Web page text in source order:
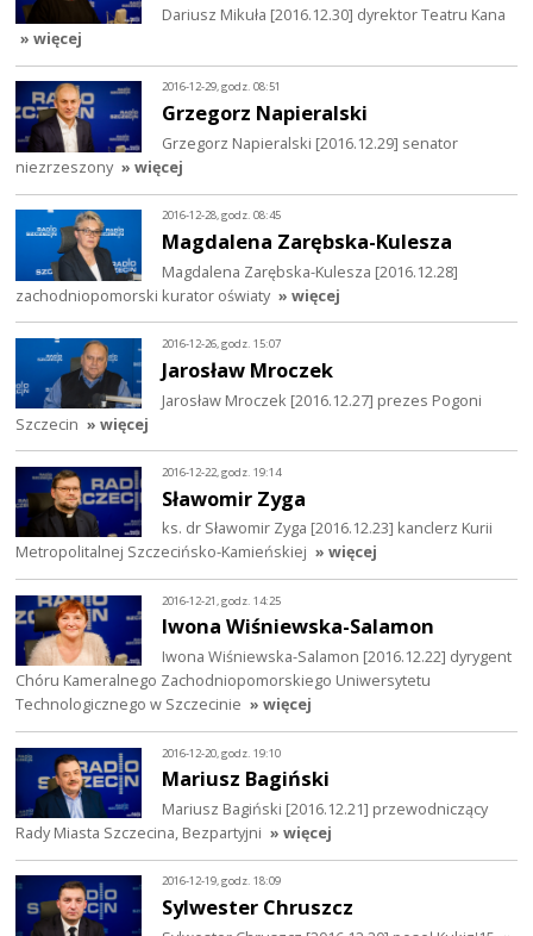
Dariusz Mikuła [2016.12.30] dyrektor Teatru Kana
» więcej
2016-12-29, godz. 08:51
Grzegorz Napieralski
Grzegorz Napieralski [2016.12.29] senator
niezrzeszony » więcej
2016-12-28, godz. 08:45
Magdalena Zarębska-Kulesza
Magdalena Zarębska-Kulesza [2016.12.28]
zachodniopomorski kurator oświaty » więcej
2016-12-26, godz. 15:07
Jarosław Mroczek
Jarosław Mroczek [2016.12.27] prezes Pogoni
Szczecin » więcej
2016-12-22, godz. 19:14
Sławomir Zyga
ks. dr Sławomir Zyga [2016.12.23] kanclerz Kurii
Metropolitalnej Szczecińsko-Kamieńskiej » więcej
2016-12-21, godz. 14:25
Iwona Wiśniewska-Salamon
Iwona Wiśniewska-Salamon [2016.12.22] dyrygent
Chóru Kameralnego Zachodniopomorskiego Uniwersytetu
Technologicznego w Szczecinie » więcej
2016-12-20, godz. 19:10
Mariusz Bagiński
Mariusz Bagiński [2016.12.21] przewodniczący
Rady Miasta Szczecina, Bezpartyjni » więcej
2016-12-19, godz. 18:09
Sylwester Chruszcz